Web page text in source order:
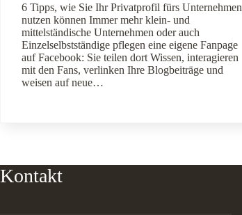
6 Tipps, wie Sie Ihr Privatprofil fürs Unternehmen
nutzen können Immer mehr klein- und
mittelständische Unternehmen oder auch
Einzelselbstständige pflegen eine eigene Fanpage
auf Facebook: Sie teilen dort Wissen, interagieren
mit den Fans, verlinken Ihre Blogbeiträge und
weisen auf neue…
Kontakt